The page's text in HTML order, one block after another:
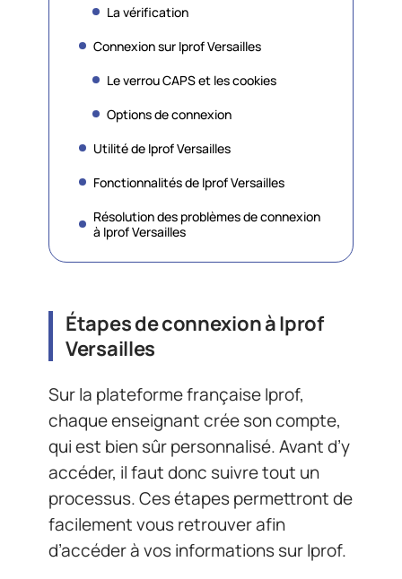
La vérification
Connexion sur Iprof Versailles
Le verrou CAPS et les cookies
Options de connexion
Utilité de Iprof Versailles
Fonctionnalités de Iprof Versailles
Résolution des problèmes de connexion
à Iprof Versailles
Étapes de connexion à Iprof
Versailles
Sur la plateforme française Iprof,
chaque enseignant crée son compte,
qui est bien sûr personnalisé. Avant d’y
accéder, il faut donc suivre tout un
processus. Ces étapes permettront de
facilement vous retrouver afin
d’accéder à vos informations sur Iprof.